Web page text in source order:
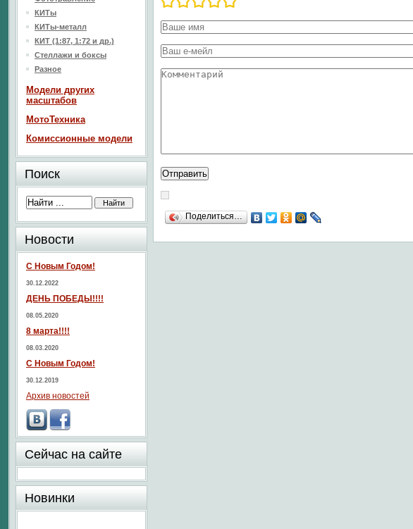
Поделиться…
КИТы
КИТы-металл
КИТ (1:87, 1:72 и др.)
Стеллажи и боксы
Разное
Модели других
масштабов
МотоТехника
Комиссионные модели
Поиск
Новости
С Новым Годом!
30.12.2022
ДЕНЬ ПОБЕДЫ!!!!
08.05.2020
8 марта!!!!
08.03.2020
С Новым Годом!
30.12.2019
Архив новостей
Сейчас на сайте
Новинки